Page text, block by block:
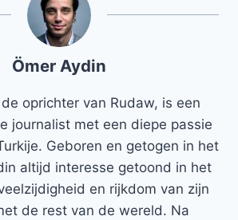
Ömer Aydin
oprichter van Rudaw, is een
journalist met een diepe passie
Geboren en getogen in het
altijd interesse getoond in het
en rijkdom van zijn
de rest van de wereld. Na